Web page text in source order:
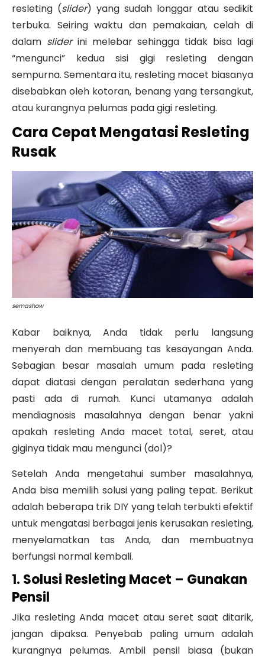
resleting (slider) yang sudah longgar atau sedikit
terbuka. Seiring waktu dan pemakaian, celah di
dalam sliderini melebar sehingga tidak bisa lagi
“mengunci” kedua sisi gigi resleting dengan
sempurna. Sementara itu, resleting macet biasanya
disebabkan oleh kotoran, benang yang tersangkut,
atau kurangnya pelumas pada gigi resleting.
Cara Cepat Mengatasi Resleting
Rusak
semashow
Kabar baiknya, Anda tidak perlu langsung
menyerah dan membuang tas kesayangan Anda.
Sebagian besar masalah umum pada resleting
dapat diatasi dengan peralatan sederhana yang
pasti ada di rumah. Kunci utamanya adalah
mendiagnosis masalahnya dengan benar yakni
apakah resleting Anda macet total, seret, atau
giginya tidak mau mengunci (dol)?
Setelah Anda mengetahui sumber masalahnya,
Anda bisa memilih solusi yang paling tepat. Berikut
adalah beberapa trik DIY yang telah terbukti efektif
untuk mengatasi berbagai jenis kerusakan resleting,
menyelamatkan tas Anda, dan membuatnya
berfungsi normal kembali.
1. Solusi Resleting Macet – Gunakan
Pensil
Jika resleting Anda macet atau seret saat ditarik,
jangan dipaksa. Penyebab paling umum adalah
kurangnya pelumas. Ambil pensil biasa (bukan